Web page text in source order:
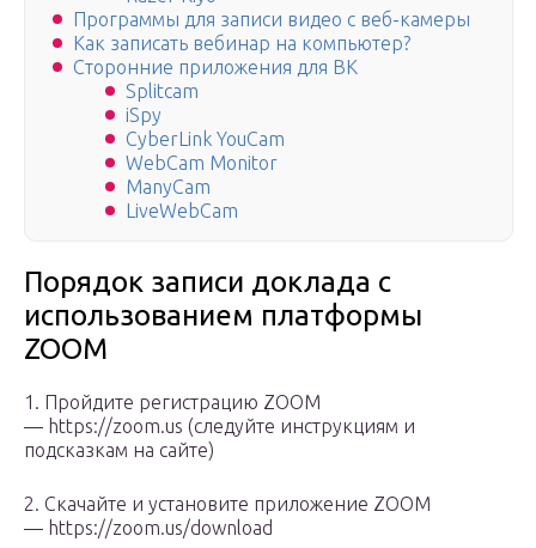
Программы для записи видео с веб-камеры
Как записать вебинар на компьютер?
Сторонние приложения для ВК
Splitcam
iSpy
CyberLink YouCam
WebCam Monitor
ManyCam
LiveWebCam
Порядок записи доклада с
использованием платформы
ZOOM
1. Пройдите регистрацию ZOOM
— https://zoom.us (следуйте инструкциям и
подсказкам на сайте)
2. Скачайте и установите приложение ZOOM
— https://zoom.us/download